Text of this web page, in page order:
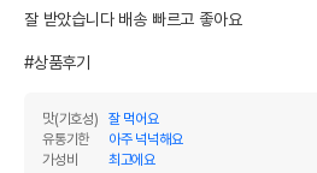
잘 받았습니다 배송 빠르고 좋아요
#상품후기
맛(기호성)
잘 먹어요
유통기한
아주 넉넉해요
가성비
최고에요